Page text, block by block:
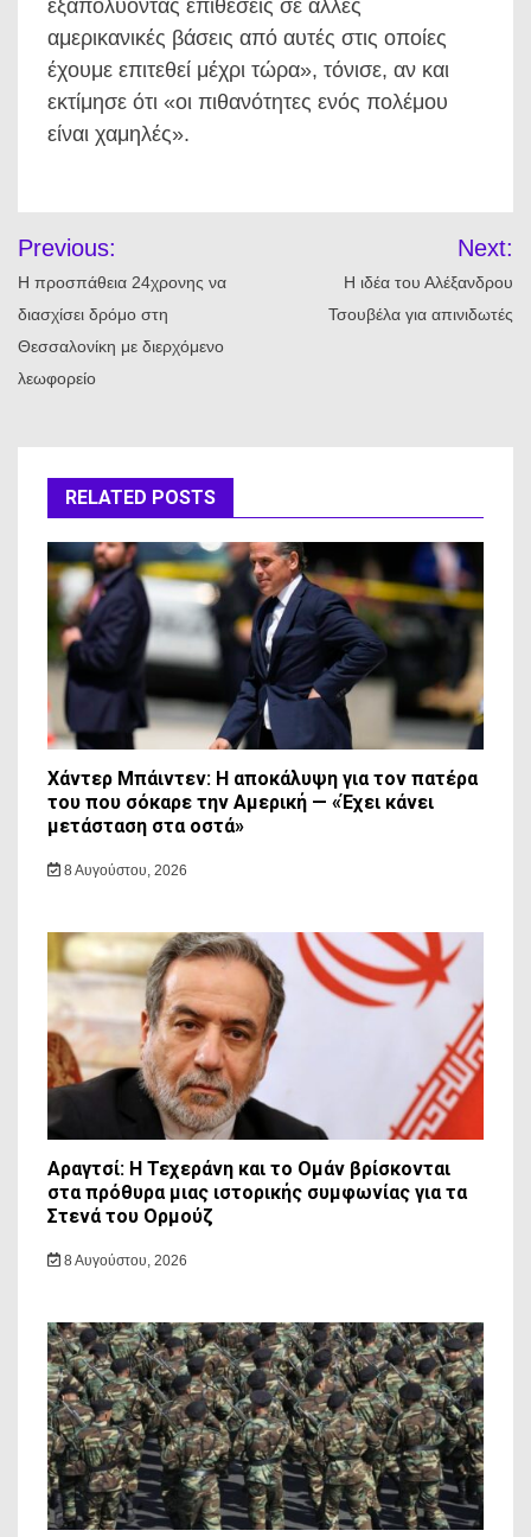
εξαπολύοντας επιθέσεις σε άλλες
αμερικανικές βάσεις από αυτές στις οποίες
έχουμε επιτεθεί μέχρι τώρα», τόνισε, αν και
εκτίμησε ότι «οι πιθανότητες ενός πολέμου
είναι χαμηλές».
άρθρων
Previous:
Η προσπάθεια 24χρονης να
διασχίσει δρόμο στη
Θεσσαλονίκη με διερχόμενο
λεωφορείο
Next:
Η ιδέα του Αλέξανδρου
Τσουβέλα για απινιδωτές
RELATED POSTS
Χάντερ Μπάιντεν: Η αποκάλυψη για τον πατέρα
του που σόκαρε την Αμερική — «Έχει κάνει
μετάσταση στα οστά»
8 Αυγούστου, 2026
Αραγτσί: Η Τεχεράνη και το Ομάν βρίσκονται
στα πρόθυρα μιας ιστορικής συμφωνίας για τα
Στενά του Ορμούζ
8 Αυγούστου, 2026